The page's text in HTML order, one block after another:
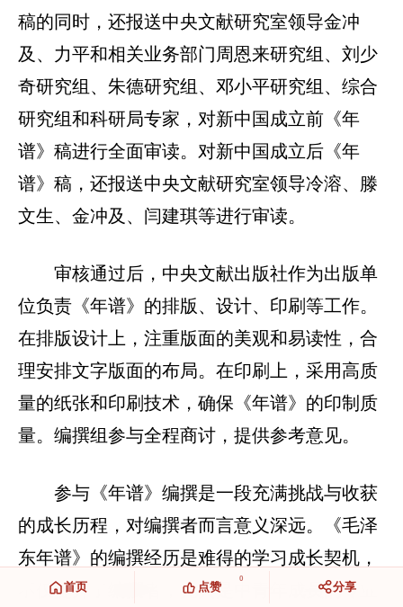
稿的同时，还报送中央文献研究室领导金冲
及、力平和相关业务部门周恩来研究组、刘少
奇研究组、朱德研究组、邓小平研究组、综合
研究组和科研局专家，对新中国成立前《年
谱》稿进行全面审读。对新中国成立后《年
谱》稿，还报送中央文献研究室领导冷溶、滕
文生、金冲及、闫建琪等进行审读。
审核通过后，中央文献出版社作为出版单
位负责《年谱》的排版、设计、印刷等工作。
在排版设计上，注重版面的美观和易读性，合
理安排文字版面的布局。在印刷上，采用高质
量的纸张和印刷技术，确保《年谱》的印制质
量。编撰组参与全程商讨，提供参考意见。
参与《年谱》编撰是一段充满挑战与收获
的成长历程，对编撰者而言意义深远。《毛泽
东年谱》的编撰经历是难得的学习成长契机，
不仅提升了编撰者，尤其是中青年成员的专业
首页
0
点赞 分享